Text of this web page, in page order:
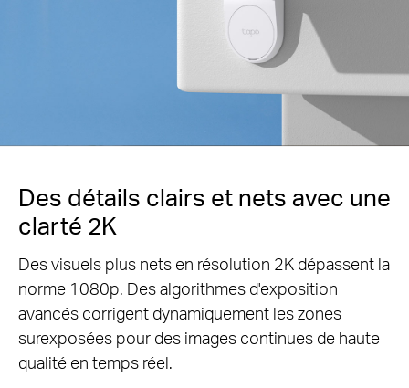
Des détails clairs et nets avec une
clarté 2K
Des visuels plus nets en résolution 2K dépassent la
norme 1080p. Des algorithmes d'exposition
avancés corrigent dynamiquement les zones
surexposées pour des images continues de haute
qualité en temps réel.